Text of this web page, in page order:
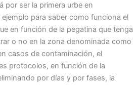
por ser la primera urbe en
para saber como funciona el
en función de la pegatina que tenga
o no en la zona denominada como
casos de contaminación, el
protocolos, en función de la
por días y por fases, la